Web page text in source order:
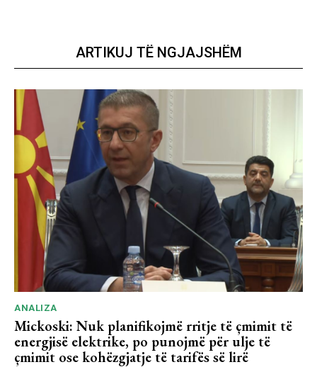
ARTIKUJ TË NGJAJSHËM
ANALIZA
Mickoski: Nuk planifikojmë rritje të çmimit të
energjisë elektrike, po punojmë për ulje të
çmimit ose kohëzgjatje të tarifës së lirë